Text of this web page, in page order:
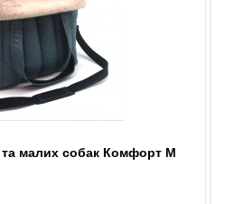
малих собак Комфорт M